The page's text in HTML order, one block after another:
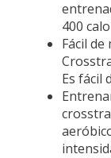
400
Fácil
Es fácil